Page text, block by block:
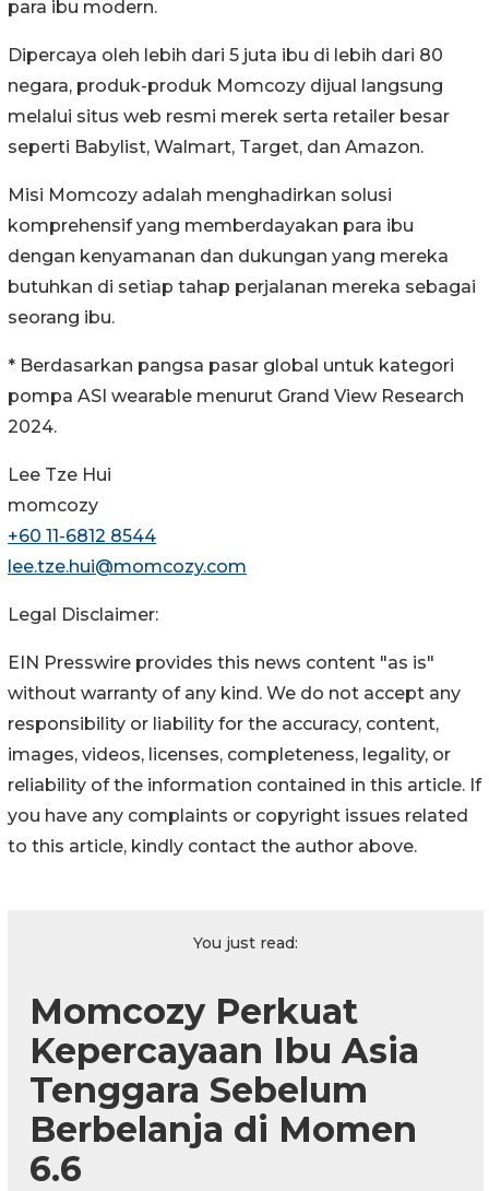
para ibu modern.
Dipercaya oleh lebih dari 5 juta ibu di lebih dari 80
negara, produk-produk Momcozy dijual langsung
melalui situs web resmi merek serta retailer besar
seperti Babylist, Walmart, Target, dan Amazon.
Misi Momcozy adalah menghadirkan solusi
komprehensif yang memberdayakan para ibu
dengan kenyamanan dan dukungan yang mereka
butuhkan di setiap tahap perjalanan mereka sebagai
seorang ibu.
* Berdasarkan pangsa pasar global untuk kategori
pompa ASI wearable menurut Grand View Research
2024.
Lee Tze Hui
momcozy
+60 11-6812 8544
lee.tze.hui@momcozy.com
Legal Disclaimer:
EIN Presswire provides this news content "as is"
without warranty of any kind. We do not accept any
responsibility or liability for the accuracy, content,
images, videos, licenses, completeness, legality, or
reliability of the information contained in this article. If
you have any complaints or copyright issues related
to this article, kindly contact the author above.
You just read:
Momcozy Perkuat
Kepercayaan Ibu Asia
Tenggara Sebelum
Berbelanja di Momen
6.6